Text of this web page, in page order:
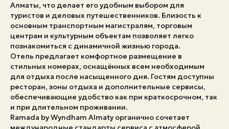
Алматы, что делает его удобным выбором для
туристов и деловых путешественников. Близость к
основным транспортным магистралям, торговым
центрам и культурным объектам позволяет легко
познакомиться с динамичной жизнью города.
Отель предлагает комфортное размещение в
стильных номерах, оснащённых всем необходимым
для отдыха после насыщенного дня. Гостям доступны
ресторан, зоны отдыха и дополнительные сервисы,
обеспечивающие удобство как при краткосрочном, так
и при длительном проживании.
Ramada by Wyndham Almaty органично сочетает
Мероприятия
Экстренные номера